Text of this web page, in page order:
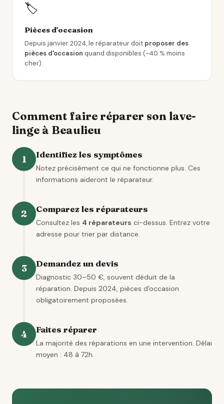
🏷️
Pièces d'occasion
Depuis janvier 2024, le réparateur doit proposer des
pièces d'occasion quand disponibles (~40 % moins
cher).
Comment faire réparer son lave-
linge à Beaulieu
1 Identifiez les symptômes
Notez précisément ce qui ne fonctionne plus. Ces
informations aideront le réparateur.
2 Comparez les réparateurs
Consultez les 4 réparateurs ci-dessus. Entrez votre
adresse pour trier par distance.
3 Demandez un devis
Diagnostic 30–50 €, souvent déduit de la
réparation. Depuis 2024, pièces d'occasion
obligatoirement proposées.
4 Faites réparer
La majorité des réparations en une intervention. Délai
moyen : 48 à 72h.